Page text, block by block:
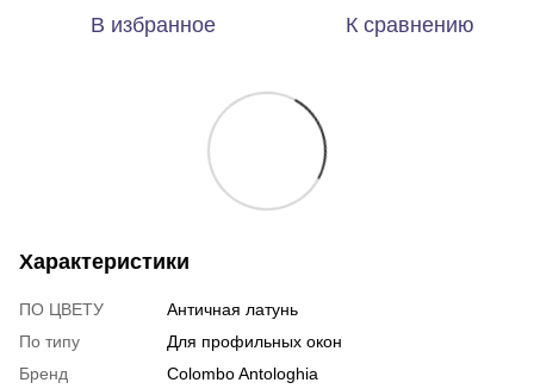
В избранное К сравнению
Характеристики
ПО ЦВЕТУ
Античная латунь
По типу
Для профильных окон
Бренд
Colombo Antologhia